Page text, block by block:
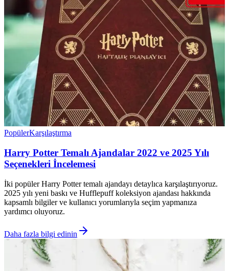
PopülerKarşılaştırma
Harry Potter Temalı Ajandalar 2022 ve 2025 Yılı
Seçenekleri İncelemesi
İki popüler Harry Potter temalı ajandayı detaylıca karşılaştırıyoruz.
2025 yılı yeni baskı ve Hufflepuff koleksiyon ajandası hakkında
kapsamlı bilgiler ve kullanıcı yorumlarıyla seçim yapmanıza
yardımcı oluyoruz.
Daha fazla bilgi edinin